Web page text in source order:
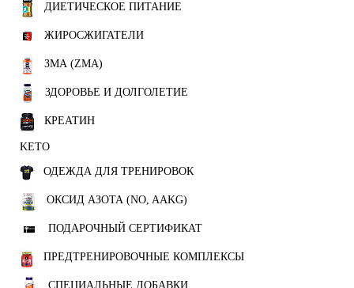
ДИЕТИЧЕСКОЕ ПИТАНИЕ
ЖИРОСЖИГАТЕЛИ
ЗМА (ZMA)
ЗДОРОВЬЕ И ДОЛГОЛЕТИЕ
КРЕАТИН
KETO
ОДЕЖДА ДЛЯ ТРЕНИРОВОК
ОКСИД АЗОТА (NO, AAKG)
ПОДАРОЧНЫЙ СЕРТИФИКАТ
ПРЕДТРЕНИРОВОЧНЫЕ КОМПЛЕКСЫ
СПЕЦИАЛЬНЫЕ ДОБАВКИ